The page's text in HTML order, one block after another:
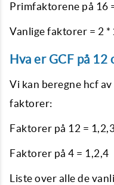
Primfaktorene på 16
Vanlige faktorer = 2 *
Hva er GCF på 12
Vi kan beregne hcf
faktorer:
Faktorer på 12 =
Faktorer på 4 = 1,2,4
Liste over alle de